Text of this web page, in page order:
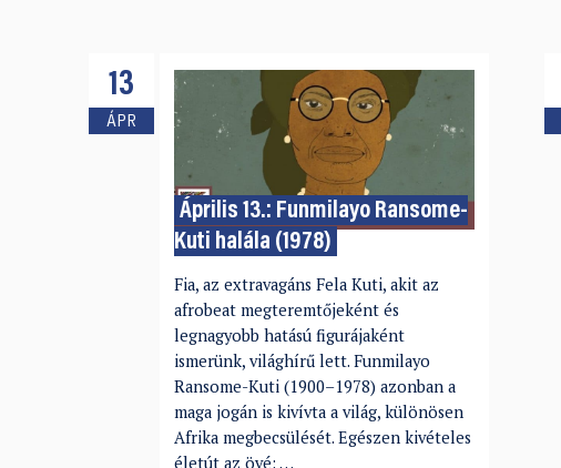
13
ÁPR
Április 13.: Funmilayo Ransome-
Kuti halála (1978)
Fia, az extravagáns Fela Kuti, akit az
afrobeat megteremtőjeként és
legnagyobb hatású figurájaként
ismerünk, világhírű lett. Funmilayo
Ransome-Kuti (1900–1978) azonban a
maga jogán is kivívta a világ, különösen
Afrika megbecsülését. Egészen kivételes
életút az övé: …